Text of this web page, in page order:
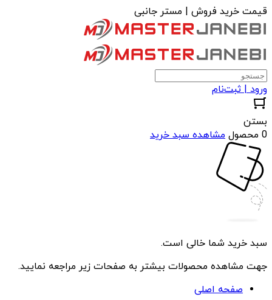
قیمت خرید فروش | مستر جانبی
ورود | ثبت‌نام
بستن
0 محصول
مشاهده سبد خرید
سبد خرید شما خالی است.
جهت مشاهده محصولات بیشتر به صفحات زیر مراجعه نمایید.
صفحه اصلی